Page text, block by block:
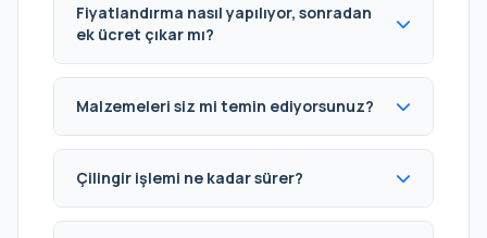
Fiyatlandırma nasıl yapılıyor, sonradan
ek ücret çıkar mı?
Malzemeleri siz mi temin ediyorsunuz?
Çilingir işlemi ne kadar sürer?